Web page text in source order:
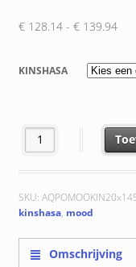
€128.14 - €139.94
tot
€
KINSHASA
Kinshasa 20x145x8
SKU:
kinshasa, mood
Omschrijving